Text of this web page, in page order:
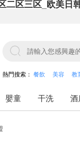
二区三区_欧美日
熱門搜索： 餐飲 美容 教
嬰童 干洗 酒